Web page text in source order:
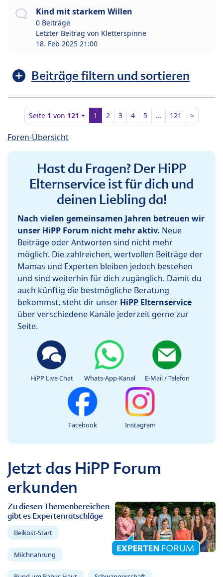
Kind mit starkem Willen
0 Beiträge
Letzter Beitrag von Kletterspinne
18. Feb 2025 21:00
Beiträge filtern und sortieren
Seite 1 von 121 1 2 3 4 5 … 121 >
Foren-Übersicht
Hast du Fragen? Der HiPP
Elternservice ist für dich und
deinen Liebling da!
Nach vielen gemeinsamen Jahren betreuen wir
unser HiPP Forum nicht mehr aktiv. Neue
Beiträge oder Antworten sind nicht mehr
möglich. Die zahlreichen, wertvollen Beiträge der
Mamas und Experten bleiben jedoch bestehen
und sind weiterhin für dich zugänglich. Damit du
auch künftig die bestmögliche Beratung
bekommst, steht dir unser HiPP Elternservice
über verschiedene Kanäle jederzeit gerne zur
Seite.
HiPP Live Chat Whats-App-Kanal E-Mail / Telefon
Facebook Instagram
Jetzt das HiPP Forum
erkunden
Zu diesen Themenbereichen
gibt es Expertenratschläge
Beikost-Start
Milchnahrung